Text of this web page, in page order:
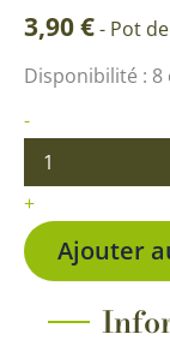
3,90€- Pot
Disponibilité : 8
-
quantité
Micro
Aglaonème
White
Kiwi
+
Ajouter